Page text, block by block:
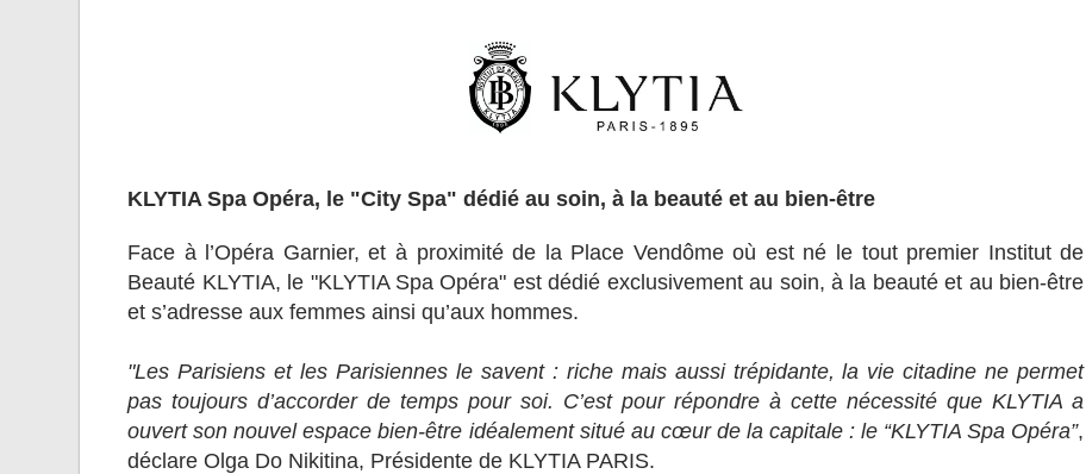
KLYTIA Spa Opéra, le "City Spa" dédié au soin, à la beauté et au bien-être
Face à l’Opéra Garnier, et à proximité de la Place Vendôme où est né le tout premier Institut de
Beauté KLYTIA, le "KLYTIA Spa Opéra" est dédié exclusivement au soin, à la beauté et au bien-être
et s’adresse aux femmes ainsi qu’aux hommes.
"Les Parisiens et les Parisiennes le savent : riche mais aussi trépidante, la vie citadine ne permet
pas toujours d’accorder de temps pour soi. C’est pour répondre à cette nécessité que KLYTIA a
ouvert son nouvel espace bien-être idéalement situé au cœur de la capitale : le “KLYTIA Spa Opéra”,
déclare Olga Do Nikitina, Présidente de KLYTIA PARIS.